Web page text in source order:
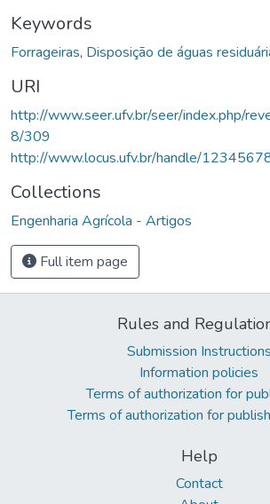
Keywords
Forrageiras, Disposição de águas
URI
http://www.seer.ufv.br/seer/index.php/
8/309
http://www.locus.ufv.br/handle/
Collections
Engenharia Agrícola - Artigos
Full item page
Rules and
Submission Instructions
Information policies
Terms of authorization for
Terms of authorization for
Help
Contact